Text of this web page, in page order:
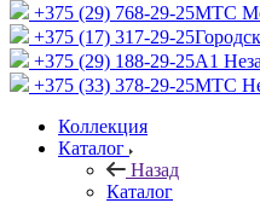
+375 (29) 768-29-25МТС
+375 (17) 317-29-25
+375 (29) 188-29-25A1
+375 (33) 378-29-25МТС
Коллекция
Каталог
Назад
Каталог